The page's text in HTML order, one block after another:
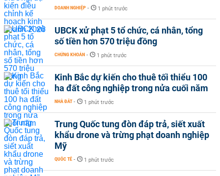
DOANH NGHIỆP - 1 phút trước
UBCK xử phạt 5 tổ chức, cá nhân, tổng
số tiền hơn 570 triệu đồng
CHỨNG KHOÁN - 1 phút trước
Kinh Bắc dự kiến cho thuê tối thiểu 100
ha đất công nghiệp trong nửa cuối năm
NHÀ ĐẤT - 1 phút trước
Trung Quốc tung đòn đáp trả, siết xuất
khẩu drone và trừng phạt doanh nghiệp
Mỹ
QUỐC TẾ - 1 phút trước